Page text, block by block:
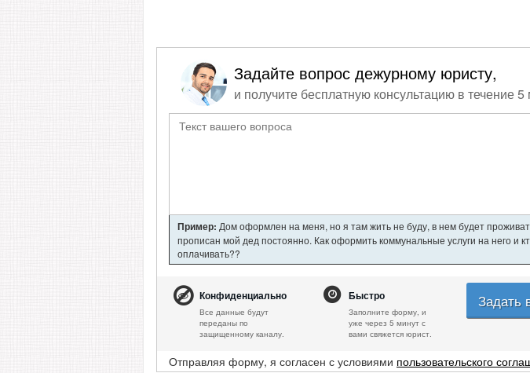
Задайте вопрос дежурному юристу,
и получите бесплатную консультацию в течение 5
Пример: Дом оформлен на меня, но я там жить не буду, в нем будет
прописан мой дед постоянно. Как оформить коммунальные услуги на него и
оплачивать??
Конфиденциально
Все данные будут
переданы по
защищенному каналу.
Быстро
Заполните форму, и
уже через 5 минут с
вами свяжется юрист.
Задать
Отправляя форму, я согласен с условиями пользовательского